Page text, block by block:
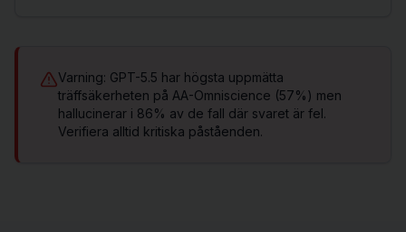
Varning: GPT-5.5 har högsta uppmätta
träffsäkerheten på AA-Omniscience (57%) men
hallucinerar i 86% av de fall där svaret är fel.
Verifiera alltid kritiska påståenden.